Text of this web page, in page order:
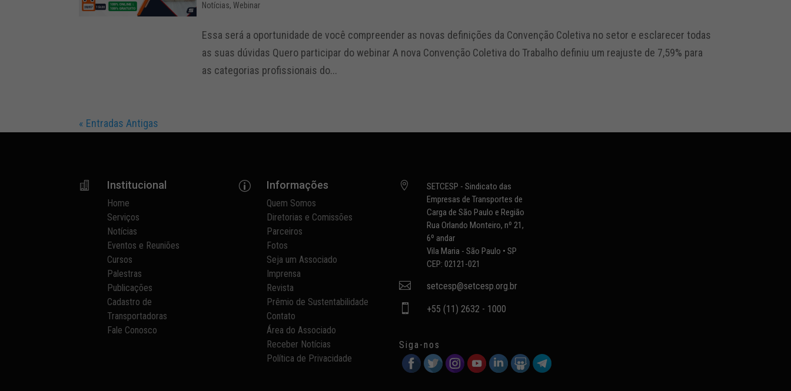
Notícias,Webinar
Essa será a oportunidade de você compreender as novas definições da Convenção Coletiva no setor e esclarecer todas
as suas dúvidas Quero participar do webinar A nova Convenção Coletiva do Trabalho definiu um reajuste de 7,59% para
as categorias profissionais do...
« Entradas Antigas
 Institucional
Home
Serviços
Notícias
Eventos e Reuniões
Cursos
Palestras
Publicações
Cadastro de
Transportadoras
Fale Conosco
p Informações
Quem Somos
Diretorias e Comissões
Parceiros
Fotos
Seja um Associado
Imprensa
Revista
Prêmio de Sustentabilidade
Contato
Área do Associado
Receber Notícias
Política de Privacidade

SETCESP - Sindicato das
Empresas de Transportes de
Carga de São Paulo e Região
Rua Orlando Monteiro, nº 21,
6º andar
Vila Maria - São Paulo • SP
CEP: 02121-021
 setcesp@setcesp.org.br
 +55 (11) 2632 - 1000
Siga-nos